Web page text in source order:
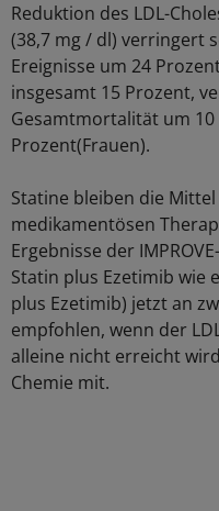
Reduktion des LDL-
(38,7 mg / dl) verringert
Ereignisse um 24
insgesamt 15 Prozent,
Gesamtmortalität um
Prozent(Frauen).
Statine bleiben die
medikamentösen
Ergebnisse der
Statin plus Ezetimib wie
plus Ezetimib) jetzt an
empfohlen, wenn der
alleine nicht erreicht
Chemie mit.